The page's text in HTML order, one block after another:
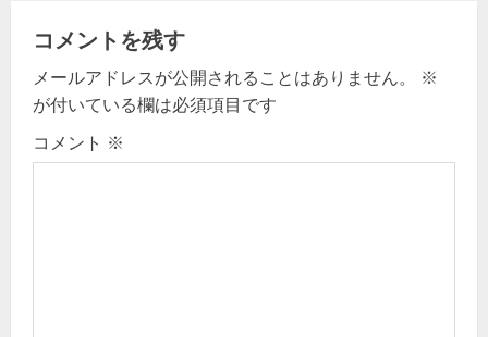
i
g
a
コメントを残す
メールアドレスが公開されることはありません。
※
が付いている欄は必須項目です
コメント ※